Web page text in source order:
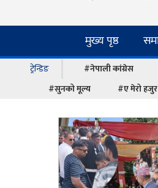
मुख्य पृष्ठ
ट्रेन्डिङ #नेपाली कांग्रेस
#सुनको मूल्य
#ए मेरो